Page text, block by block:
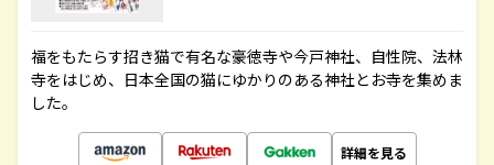
福をもたらす招き猫で有名な豪徳寺や今戸神社、自性院、法林
寺をはじめ、日本全国の猫にゆかりのある神社とお寺を集めま
した。
詳細を見る